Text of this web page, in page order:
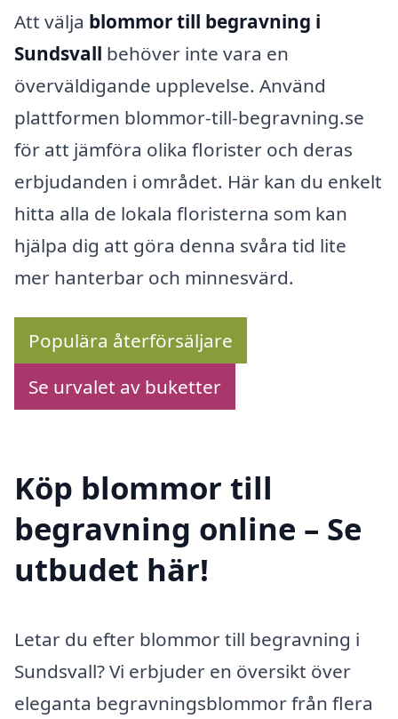
Att välja blommor till begravning i
Sundsvall behöver inte vara en
överväldigande upplevelse. Använd
plattformen blommor-till-begravning.se
för att jämföra olika florister och deras
erbjudanden i området. Här kan du enkelt
hitta alla de lokala floristerna som kan
hjälpa dig att göra denna svåra tid lite
mer hanterbar och minnesvärd.
Populära återförsäljare
Se urvalet av buketter
Köp blommor till
begravning online – Se
utbudet här!
Letar du efter blommor till begravning i
Sundsvall? Vi erbjuder en översikt över
eleganta begravningsblommor från flera